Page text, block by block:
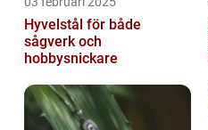
Hyvelstål för både
sågverk och
hobbysnickare